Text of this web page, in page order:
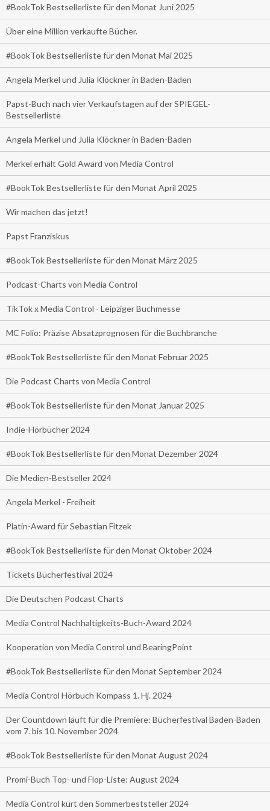
#BookTok Bestsellerliste für den Monat Juni 2025
Über eine Million verkaufte Bücher.
#BookTok Bestsellerliste für den Monat Mai 2025
Angela Merkel und Julia Klöckner in Baden-Baden
Papst-Buch nach vier Verkaufstagen auf der SPIEGEL-
Bestsellerliste
Angela Merkel und Julia Klöckner in Baden-Baden
Merkel erhält Gold Award von Media Control
#BookTok Bestsellerliste für den Monat April 2025
Wir machen das jetzt!
Papst Franziskus
#BookTok Bestsellerliste für den Monat März 2025
Podcast-Charts von Media Control
TikTok x Media Control - Leipziger Buchmesse
MC Folio: Präzise Absatzprognosen für die Buchbranche
#BookTok Bestsellerliste für den Monat Februar 2025
Die Podcast Charts von Media Control
#BookTok Bestsellerliste für den Monat Januar 2025
Indie-Hörbücher 2024
#BookTok Bestsellerliste für den Monat Dezember 2024
Die Medien-Bestseller 2024
Angela Merkel - Freiheit
Platin-Award für Sebastian Fitzek
#BookTok Bestsellerliste für den Monat Oktober 2024
Tickets Bücherfestival 2024
Die Deutschen Podcast Charts
Media Control Nachhaltigkeits-Buch-Award 2024
Kooperation von Media Control und BearingPoint
#BookTok Bestsellerliste für den Monat September 2024
Media Control Hörbuch Kompass 1. Hj. 2024
Der Countdown läuft für die Premiere: Bücherfestival Baden-Baden
vom 7. bis 10. November 2024
#BookTok Bestsellerliste für den Monat August 2024
Promi-Buch Top- und Flop-Liste: August 2024
Media Control kürt den Sommerbeststeller 2024